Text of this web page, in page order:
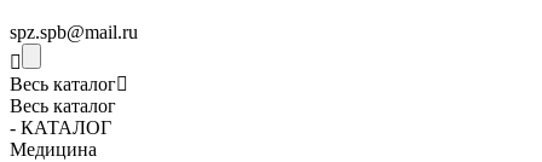
spz.spb@mail.ru
Весь каталог
Весь каталог
- КАТАЛОГ
Медицина